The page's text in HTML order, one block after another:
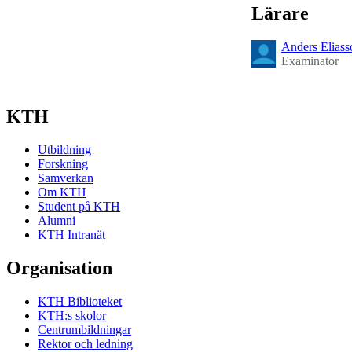
Lärare
Anders
Examinator
KTH
Utbildning
Forskning
Samverkan
Om KTH
Student på KTH
Alumni
KTH Intranät
Organisation
KTH Biblioteket
KTH:s skolor
Centrumbildningar
Rektor och ledning